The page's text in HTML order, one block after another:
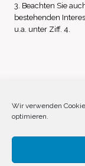
Wir verwenden
optimieren.
3. Beachten Sie
bestehenden
u.a. unter Ziff. 4.